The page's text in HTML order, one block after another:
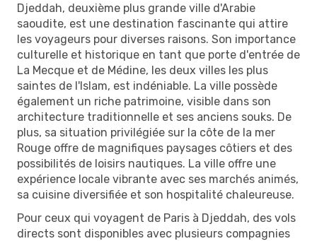
Djeddah, deuxième plus grande ville d'Arabie
saoudite, est une destination fascinante qui attire
les voyageurs pour diverses raisons. Son importance
culturelle et historique en tant que porte d'entrée de
La Mecque et de Médine, les deux villes les plus
saintes de l'Islam, est indéniable. La ville possède
également un riche patrimoine, visible dans son
architecture traditionnelle et ses anciens souks. De
plus, sa situation privilégiée sur la côte de la mer
Rouge offre de magnifiques paysages côtiers et des
possibilités de loisirs nautiques. La ville offre une
expérience locale vibrante avec ses marchés animés,
sa cuisine diversifiée et son hospitalité chaleureuse.
Pour ceux qui voyagent de Paris à Djeddah, des vols
directs sont disponibles avec plusieurs compagnies